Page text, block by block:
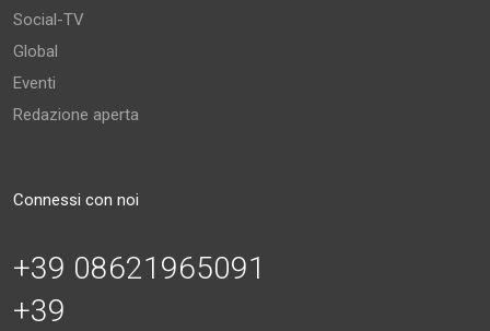
Social-TV
Global
Eventi
Redazione aperta
Connessi con noi
+39 08621965091
+39